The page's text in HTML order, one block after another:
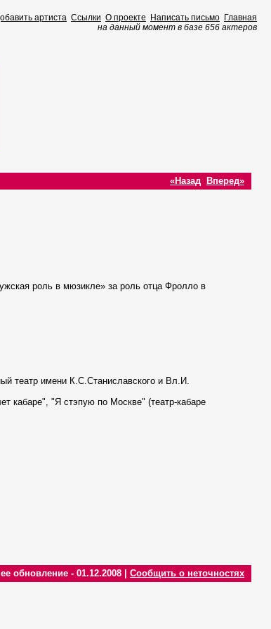
артиста Ссылки О проекте Написать письмо Главная
на данный момент в базе 656 актеров
«Назад Вперед»
роль в мюзикле» за роль отца Фролло в
театр имени К.С.Станиславского и Вл.И.
кабаре", "Я стэпую по Москве" (театр-кабаре
обновление - 01.12.2008 | Сообщить о неточностях